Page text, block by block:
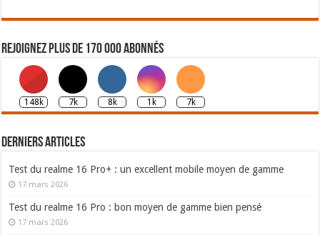
Rejoignez plus de 170 000 abonnés
148k 7k 8k 1k 7k
Derniers articles
Test du realme 16 Pro+ : un excellent mobile moyen de gamme
17 mars 2026
Test du realme 16 Pro : bon moyen de gamme bien pensé
17 mars 2026